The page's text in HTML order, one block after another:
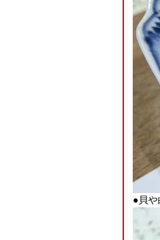
●貝や